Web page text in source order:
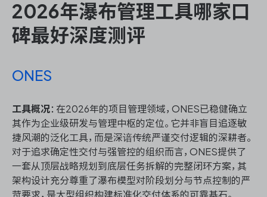
2026年瀑布管理工具哪家口
碑最好深度测评
ONES
工具概况：在2026年的项目管理领域，ONES已稳健确立
其作为企业级研发与管理中枢的定位。它并非盲目追逐敏
捷风潮的泛化工具，而是深谙传统严谨交付逻辑的深耕者。
对于追求确定性交付与强管控的组织而言，ONES提供了
一套从顶层战略规划到底层任务拆解的完整闭环方案，其
架构设计充分尊重了瀑布模型对阶段划分与节点控制的严
苛要求，是大型组织构建标准化交付体系的可靠基石。